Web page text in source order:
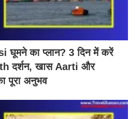
घूमने का प्लान? 3 दिन में करें
दर्शन, खास Aarti और
पूरा अनुभव